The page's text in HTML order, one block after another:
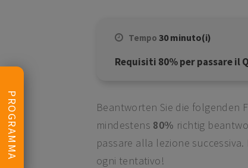
Tempo 30 minuto(i)
Requisiti 80% per passare il
Beantworten Sie die folgenden
mindestens 80% richtig
passare alla lezione
ogni tentativo!
PROGRAMMA